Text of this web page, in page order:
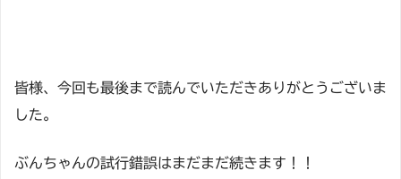
皆様、今回も最後まで読んでいただきありがとうございま
した。
ぶんちゃんの試行錯誤はまだまだ続きます！！